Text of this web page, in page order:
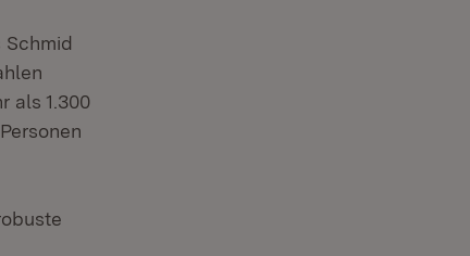
als 1.300